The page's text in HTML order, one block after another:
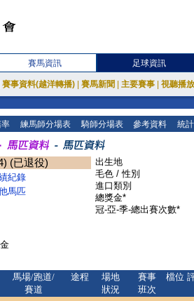
賽馬資訊 足球資訊
賽事資料(越洋轉播) 賽馬新聞 主要賽事 視聽播
率 練馬師分場表 騎師分場表 參考資料 統
(已退役)
紀錄
馬匹
出生地
毛色 / 性別
進口類別
總獎金*
冠-亞-季-總出賽次數*
馬場/跑道/
賽道
途程
場地
狀況
賽事
班次
檔位